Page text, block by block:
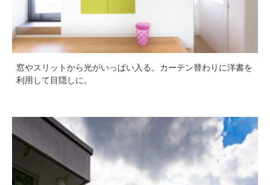
窓やスリットから光がいっぱい入る。カーテン替わりに洋書を
利用して目隠しに。